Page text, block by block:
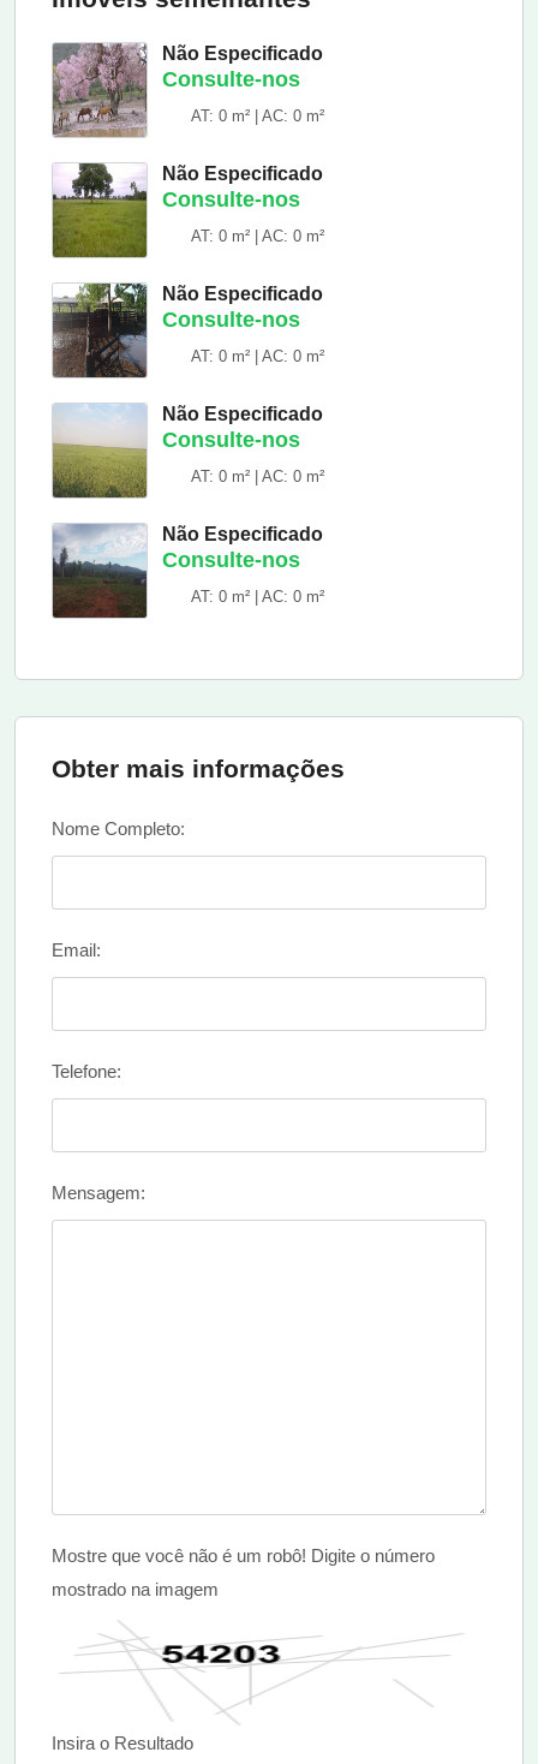
Não Especificado
Consulte-nos
AT: 0 m² | AC: 0 m²
Não Especificado
Consulte-nos
AT: 0 m² | AC: 0 m²
Não Especificado
Consulte-nos
AT: 0 m² | AC: 0 m²
Não Especificado
Consulte-nos
AT: 0 m² | AC: 0 m²
Não Especificado
Consulte-nos
AT: 0 m² | AC: 0 m²
Obter mais informações
Nome Completo:
Email:
Telefone:
Mensagem:
Mostre que você não é um robô! Digite o número
mostrado na imagem
Insira o Resultado